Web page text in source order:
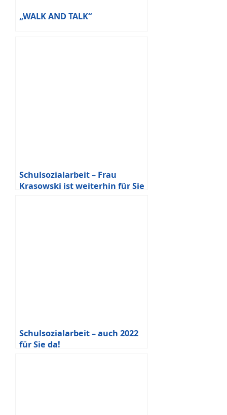
„WALK AND TALK“
Schulsozialarbeit – Frau
Krasowski ist weiterhin für Sie
Schulsozialarbeit – auch 2022
für Sie da!